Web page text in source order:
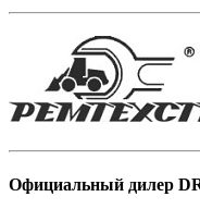
Официальный дилер